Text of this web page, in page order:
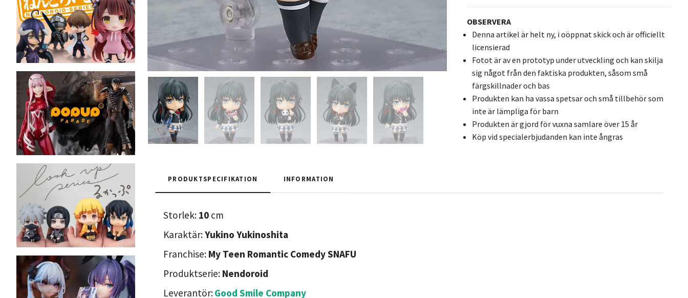
OBSERVERA
Denna artikel är helt ny, i oöppnat skick och är officiellt
licensierad
Fotot är av en prototyp under utveckling och kan skilja
sig något från den faktiska produkten, såsom små
färgskillnader och bas
Produkten kan ha vassa spetsar och små tillbehör som
inte är lämpliga för barn
Produkten är gjord för vuxna samlare över 15 år
Köp vid specialerbjudanden kan inte ångras
PRODUKTSPECIFIKATION INFORMATION
Storlek: 10 cm
Karaktär:Yukino Yukinoshita
Franchise: My Teen Romantic Comedy SNAFU
Produktserie: Nendoroid
Leverantör:Good Smile Company